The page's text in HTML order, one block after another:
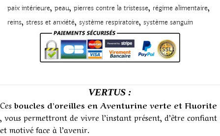
paix intérieure, peau, pierres contre la tristesse, régime alimentaire,
reins, stress et anxiété, système respiratoire, système sanguin
VERTUS :
Cesboucles d’oreilles en Aventurine verte et Fluorite
, vous permettront de vivre l’instant présent, d’être confiant
et motivé face à l’avenir.